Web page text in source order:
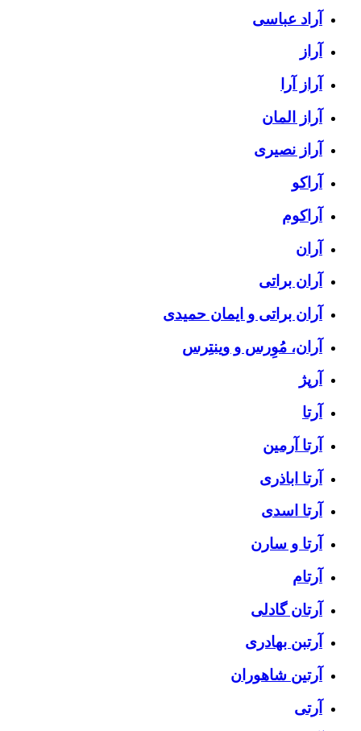
آراد عباسی
آراز
آراز آرا
آراز المان
آراز نصیری
آراکو
آراکوم
آران
آران براتی
آران براتی و ایمان حمیدی
آران، مُوِرس و وینتِرس
آرپژ
آرتا
آرتا آرمین
آرتا اباذری
آرتا اسدی
آرتا و سارن
آرتام
آرتان گادلی
آرتبن بهادری
آرتين شاهوران
آرتی